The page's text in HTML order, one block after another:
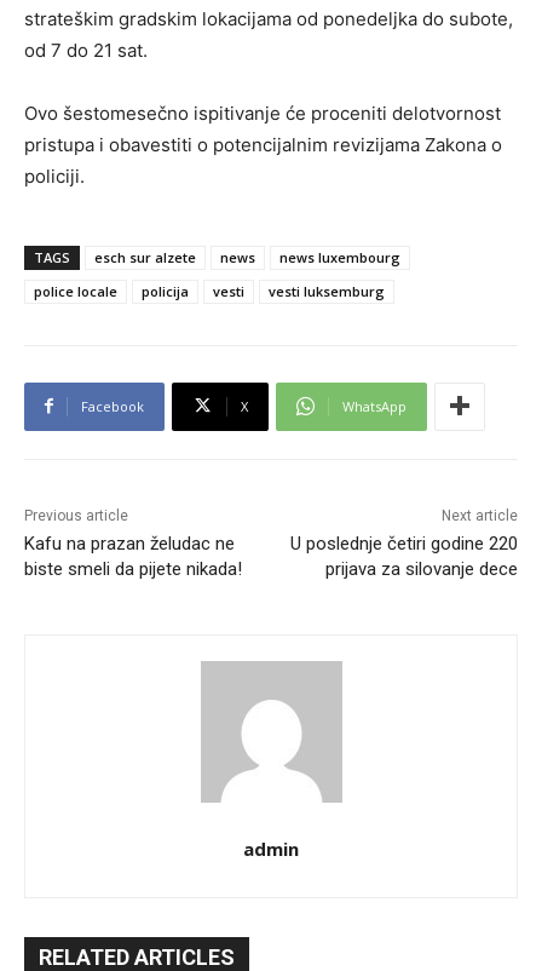
strateškim gradskim lokacijama od ponedeljka do subote,
od 7 do 21 sat.
Ovo šestomesečno ispitivanje će proceniti delotvornost
pristupa i obavestiti o potencijalnim revizijama Zakona o
policiji.
TAGS esch sur alzete news
news luxembourg
police locale
policija vesti vesti luksemburg
Facebook X WhatsApp
Previous article
Kafu na prazan želudac ne
biste smeli da pijete nikada!
Next article
U poslednje četiri godine 220
prijava za silovanje dece
admin
RELATED ARTICLES